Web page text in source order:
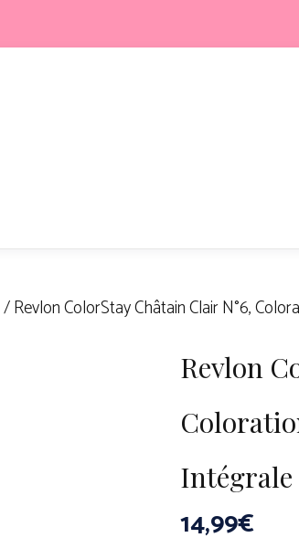
/ Revlon ColorStay Châtain Clair N°6,
Revlon
Intégrale
14,99€